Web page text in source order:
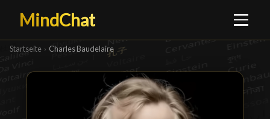
MindChat
Startseite › Charles Baudelaire